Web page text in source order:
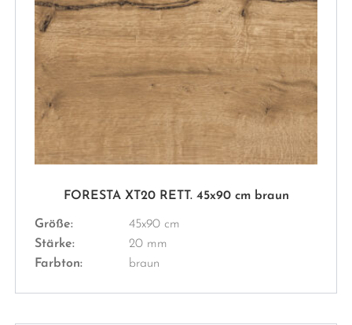
FORESTA XT20 RETT. 45x90 cm braun
Größe:
45x90 cm
Stärke:
20 mm
Farbton:
braun